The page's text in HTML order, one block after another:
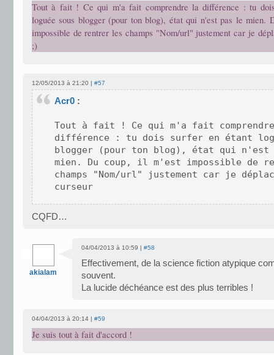
Tout à fait ! Ce qui m'a fait comprendre la différence : tu
loguée sous blogger (pour ton blog), état qui n'est pas le mien.
impossible de rentrer les champs "Nom/url" justement car je
;)
12/05/2013 à 21:20 | #57
Acr0 :
Tout à fait ! Ce qui m'a fait
différence : tu dois surfer en étant
blogger (pour ton blog), état qui n'est
mien. Du coup, il m'est impossible de
champs "Nom/url" justement car je
curseur
CQFD…
akialam
04/04/2013 à 10:59 | #58
Effectivement, de la science fiction atypique
souvent.
La lucide déchéance est des plus terribles !
04/04/2013 à 20:14 | #59
Je suis tout à fait d'accord !